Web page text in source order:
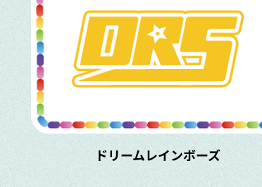
​ドリームレインボーズ